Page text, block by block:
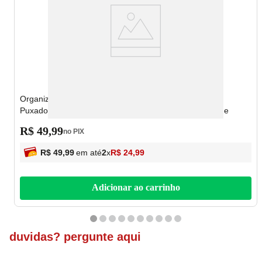
Organizador Multiuso G Clear Utti para Geladeira com
Puxador Transparente 9,2x20x31cm OR48220 - Ordene
R$ 49,99no PIX
R$ 49,99em até2xR$ 24,99
Adicionar ao carrinho
duvidas? pergunte aqui